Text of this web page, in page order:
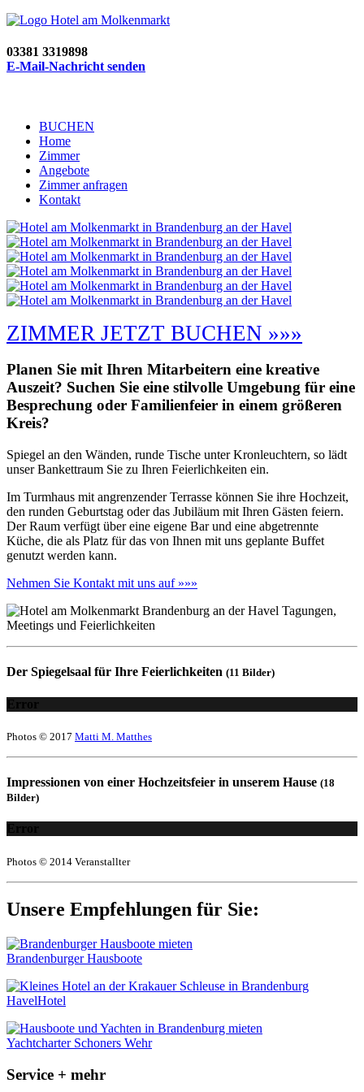
03381 3319898
E-Mail-Nachricht senden
BUCHEN
Home
Zimmer
Angebote
Zimmer anfragen
Kontakt
ZIMMER JETZT BUCHEN »»»
Planen Sie mit Ihren Mitarbeitern eine kreative
Auszeit? Suchen Sie eine stilvolle Umgebung für eine
Besprechung oder Familienfeier in einem größeren
Kreis?
Spiegel an den Wänden, runde Tische unter Kronleuchtern, so lädt
unser Bankettraum Sie zu Ihren Feierlichkeiten ein.
Im Turmhaus mit angrenzender Terrasse können Sie ihre Hochzeit,
den runden Geburtstag oder das Jubiläum mit Ihren Gästen feiern.
Der Raum verfügt über eine eigene Bar und eine abgetrennte
Küche, die als Platz für das von Ihnen mit uns geplante Buffet
genutzt werden kann.
Nehmen Sie Kontakt mit uns auf »»»
Der Spiegelsaal für Ihre Feierlichkeiten (11 Bilder)
Error
Photos © 2017 Matti M. Matthes
Impressionen von einer Hochzeitsfeier in unserem Hause (18
Bilder)
Error
Photos © 2014 Veranstallter
Unsere Empfehlungen für Sie:
Brandenburger Hausboote
HavelHotel
Yachtcharter Schoners Wehr
Service + mehr